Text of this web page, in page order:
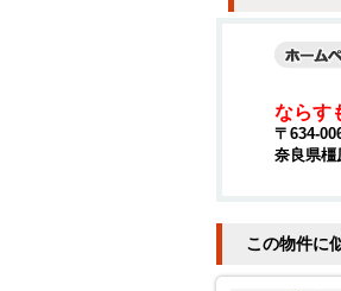
ならす
〒634-
奈良県橿
この物件に